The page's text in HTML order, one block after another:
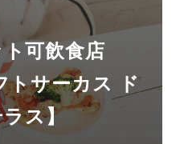
可飲食店
トサーカス ド
ス】